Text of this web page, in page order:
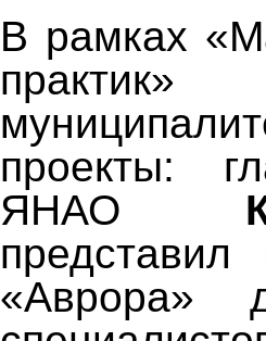
В рамках
проекты:
ЯНАО
«Аврора»